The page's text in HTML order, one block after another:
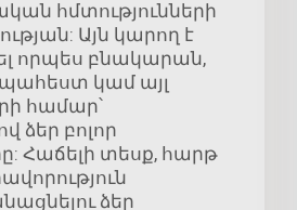
հմտությունների
Այն կարող է
որպես բնակարան,
կամ այլ
համար՝
ձեր բոլոր
Հաճելի տեսք, հարթ
ձեր